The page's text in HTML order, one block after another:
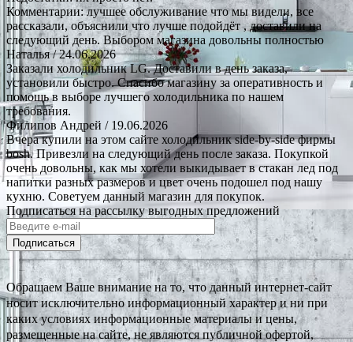
Комментарии: лучшее обслуживание что мы видели, все
рассказали, объяснили что лучше подойдёт , доставили на
следующий день. Выбором магазина довольны полностью
Наталья/ 24.06.2026
Заказали холодильник LG. Доставили в день заказа,
установили быстро. Спасибо магазину за оперативность и
помощь в выборе лучшего холодильника по нашем
требования.
Филипов Андрей / 19.06.2026
Вчера купили на этом сайте холодильник side-by-side фирмы
bosh. Привезли на следующий день после заказа. Покупкой
очень довольны, как мы хотели выкидывает в стакан лед под
напитки разных размеров и цвет очень подошел под нашу
кухню. Советуем данный магазин для покупок.
Подписаться на рассылку выгодных предложений
Подписаться
Обращаем Ваше внимание на то, что данный интернет-сайт
носит исключительно информационный характер и ни при
каких условиях информационные материалы и цены,
размещенные на сайте, не являются публичной офертой,